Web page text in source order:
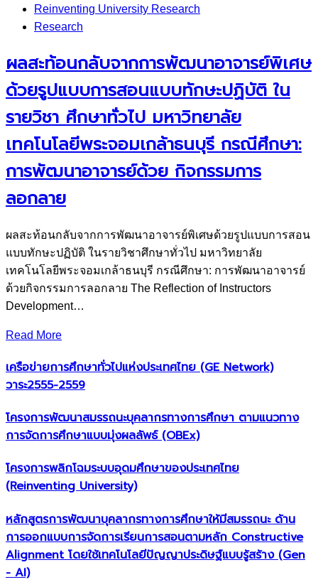
Reinventing University Research
Research
ผลสะท้อนกลับจากการพัฒนาอาจารย์พิเศษ
ด้วยรูปแบบการสอนแบบทักษะปฏิบัติ ใน
รายวิชา ศึกษาทั่วไป มหาวิทยาลัย
เทคโนโลยีพระจอมเกล้าธนบุรี กรณีศึกษา:
การพัฒนาอาจารย์ด้วย กิจกรรมการ
ลอกลาย
ผลสะท้อนกลับจากการพัฒนาอาจารย์พิเศษด้วยรูปแบบการสอน
แบบทักษะปฏิบัติ ในรายวิชาศึกษาทั่วไป มหาวิทยาลัย
เทคโนโลยีพระจอมเกล้าธนบุรี กรณีศึกษา: การพัฒนาอาจารย์
ด้วยกิจกรรมการลอกลาย The Reflection of Instructors
Development…
Read More
เครือข่ายการศึกษาทั่วไปแห่งประเทศไทย (GE Network)​
วาระ2555-2559
โครงการพัฒนาสมรรถนะบุคลากรทางการศึกษา ตามแนวทาง
การจัดการศึกษาแบบมุ่งผลลัพธ์ (OBEx)
โครงการพลิกโฉมระบบอุดมศึกษาของประเทศไทย
(Reinventing University)
หลักสูตรการพัฒนาบุคลากรทางการศึกษาให้มีสมรรถนะ ด้าน
การออกแบบการจัดการเรียนการสอนตามหลัก Constructive
Alignment โดยใช้เทคโนโลยีปัญญาประดิษฐ์แบบรู้สร้าง (Gen
- AI)